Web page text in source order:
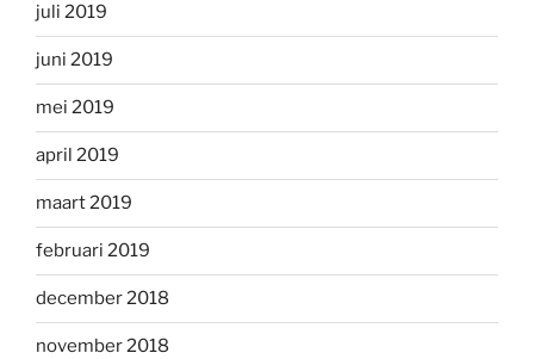
juli 2019
juni 2019
mei 2019
april 2019
maart 2019
februari 2019
december 2018
november 2018